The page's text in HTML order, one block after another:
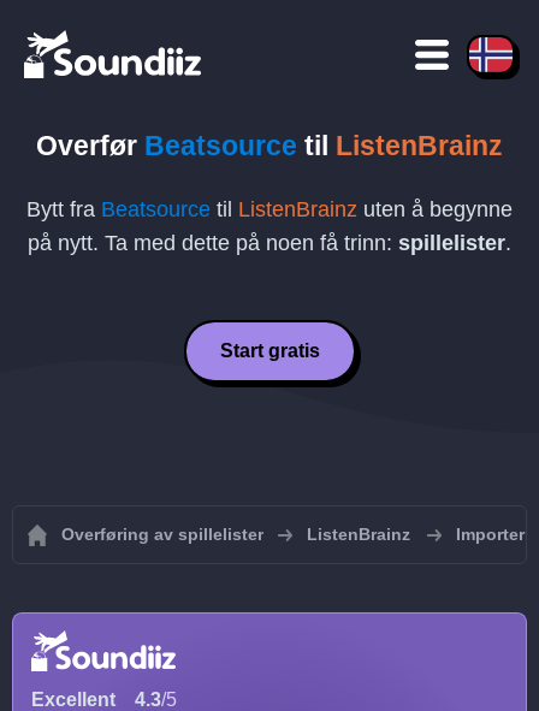
Overfør Beatsource til ListenBrainz
Bytt fra Beatsource til ListenBrainz uten å begynne
på nytt. Ta med dette på noen få trinn: spillelister.
Start gratis
Overføring av spillelister ListenBrainz Importer
Excellent 4.3/5